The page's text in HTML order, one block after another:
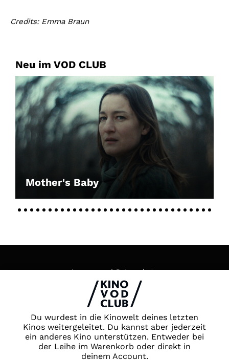
Du wurdest in die Kinowelt deines letzten
Kinos weitergeleitet. Du kannst aber jederzeit
ein anderes Kino unterstützen. Entweder bei
der Leihe im Warenkorb oder direkt in
deinem Account.
Credits: Emma Braun
Neu im VOD CLUB
Mother's Baby
Impressum & Datenschutz
AGB
Kontakt
Newsletter
Partner